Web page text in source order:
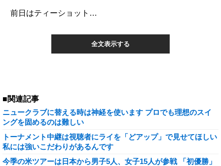
前日はティーショット…
全文表示する
■関連記事
ニュークラブに替える時は神経を使います プロでも理想のスイ
ングを固めるのは難しい
トーナメント中継は視聴者にライを「どアップ」で見せてほしい
私には強いこだわりがあるんです
今季の米ツアーは日本から男子5人、女子15人が参戦 「初優勝」